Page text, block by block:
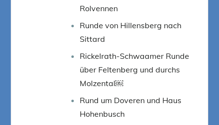
Rolvennen
Runde von Hillensberg nach
Sittard
Rickelrath-Schwaamer Runde
über Feltenberg und durchs
Molzental￼
Rund um Doveren und Haus
Hohenbusch